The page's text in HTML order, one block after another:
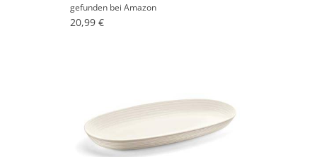
gefunden bei Amazon
20,99 €